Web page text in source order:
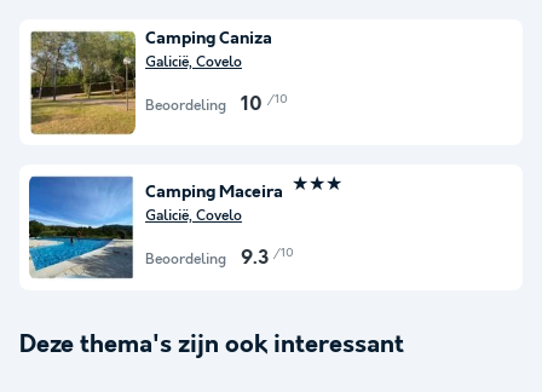
Camping Caniza
Galicië, Covelo
Beoordeling 10 /10
Camping Maceira ★★★
Galicië, Covelo
Beoordeling 9.3 /10
Deze thema's zijn ook interessant